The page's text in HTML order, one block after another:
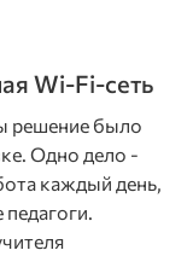
Wi-Fi-сеть
решение было
Одно дело -
каждый день,